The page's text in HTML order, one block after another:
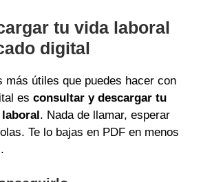
tu vida laboral
digital
más útiles que puedes hacer con
es consultar y descargar tu
. Nada de llamar, esperar
Te lo bajas en PDF en menos